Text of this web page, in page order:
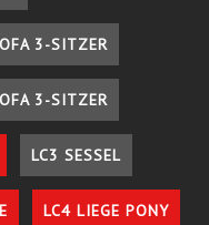
3-SITZER
3-SITZER
LC3 SESSEL
LC4 LIEGE PONY